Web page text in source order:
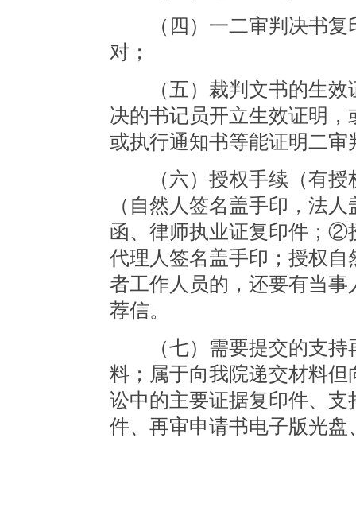
（四）一二审判决书复
对；
（五）裁判文书的生效
决的书记员开立生效证明
或执行通知书等能证明二
（六）授权手续（有授
（自然人签名盖手印，法
函、律师执业证复印件；②
代理人签名盖手印；授权
者工作人员的，还要有当
荐信。
（七）需要提交的支持
料；属于向我院递交材料
讼中的主要证据复印件、
件、再审申请书电子版光盘